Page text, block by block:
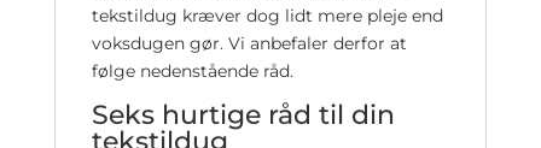
tekstildug kræver dog lidt mere pleje end
voksdugen gør. Vi anbefaler derfor at
følge nedenstående råd.
Seks hurtige råd til din
tekstildug